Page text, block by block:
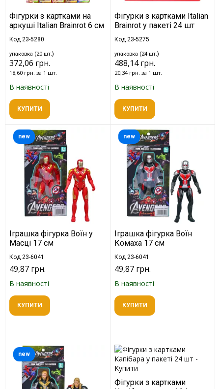
Фігурки з картками на
аркуші Italian Brainrot 6 см
Код 23-5280
упаковка (20 шт.)
372,06 грн.
18,60 грн. за 1 шт.
В наявності
КУПИТИ
Фігурки з картками Italian
Brainrot у пакеті 24 шт
Код 23-5275
упаковка (24 шт.)
488,14 грн.
20,34 грн. за 1 шт.
В наявності
КУПИТИ
Іграшка фігурка Воїн у
Масці 17 см
Код 23-6041
49,87 грн.
В наявності
new
КУПИТИ
Іграшка фігурка Воїн
Комаха 17 см
Код 23-6041
49,87 грн.
В наявності
new
КУПИТИ
new
Фігурки з картками